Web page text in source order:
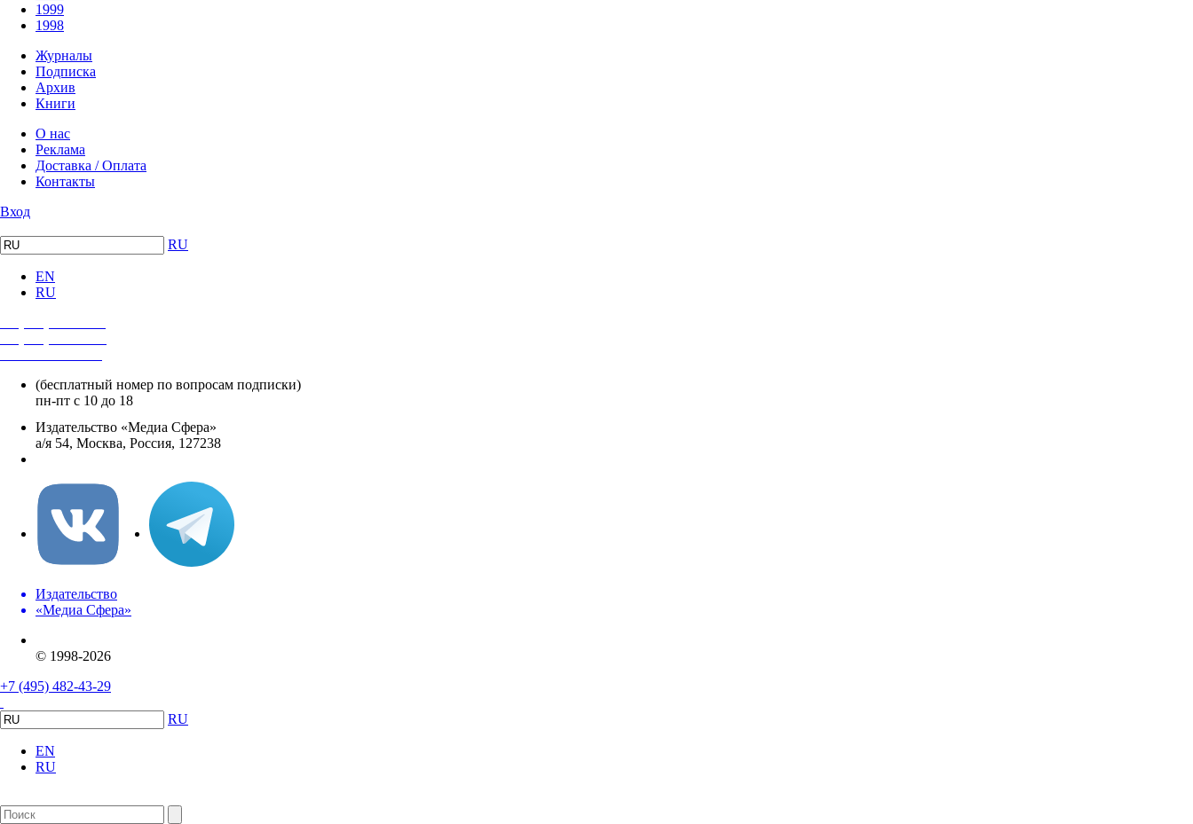
1999
1998
Журналы
Подписка
Архив
Книги
О нас
Реклама
Доставка / Оплата
Контакты
Вход
RU
EN
RU
(бесплатный номер по вопросам подписки)
пн-пт с 10 до 18
Издательство «Медиа Сфера»
а/я 54, Москва, Россия, 127238
Издательство
«Медиа Сфера»
© 1998-2026
+7 (495) 482-43-29
RU
EN
RU